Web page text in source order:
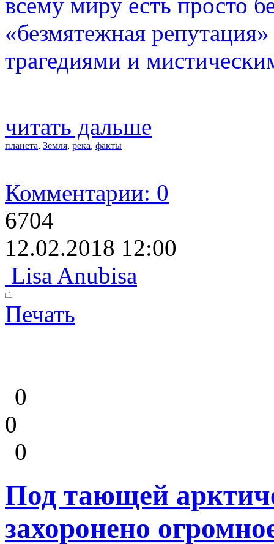
«безмятежная
трагедиями и
читать дальше
планета, Земля, река, факты
Комментарии: 0
6704
12.02.2018 12:00
Lisa Anubisa
Печать
0
0
0
Под тающей
захоронено